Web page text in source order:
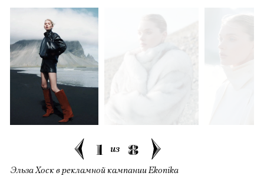
1 из 8
Эльза Хоск в рекламной кампании Ekonika